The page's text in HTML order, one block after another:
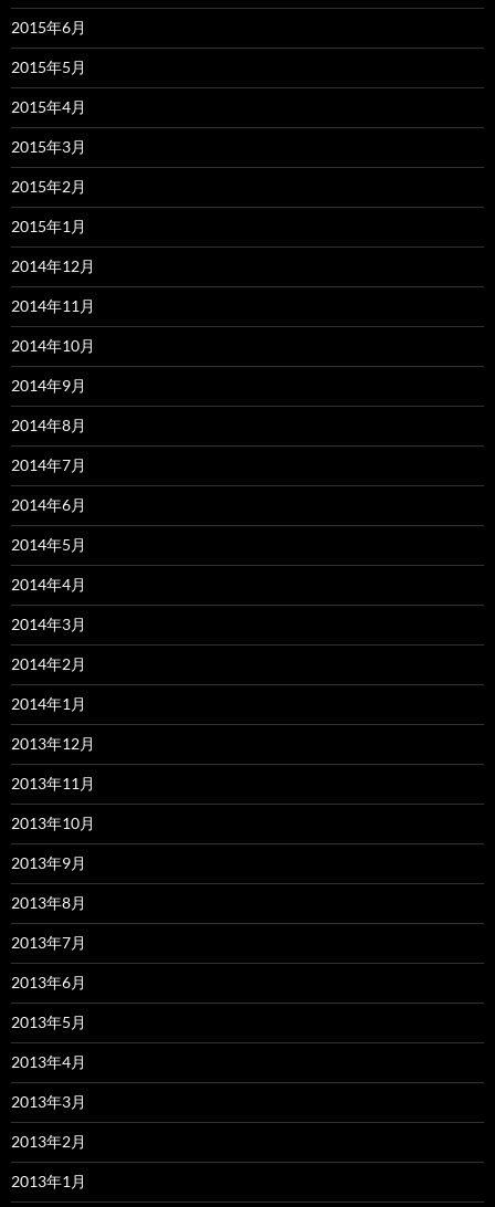
2015年6月
2015年5月
2015年4月
2015年3月
2015年2月
2015年1月
2014年12月
2014年11月
2014年10月
2014年9月
2014年8月
2014年7月
2014年6月
2014年5月
2014年4月
2014年3月
2014年2月
2014年1月
2013年12月
2013年11月
2013年10月
2013年9月
2013年8月
2013年7月
2013年6月
2013年5月
2013年4月
2013年3月
2013年2月
2013年1月